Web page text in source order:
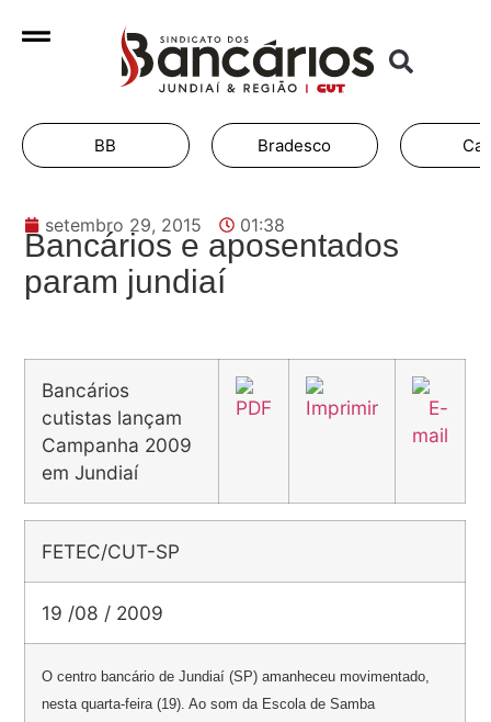
BB Bradesco
setembro 29, 2015 01:38
Bancários e aposentados
param jundiaí
Bancários
cutistas lançam
Campanha 2009
em Jundiaí
FETEC/CUT-SP
19 /08 / 2009
O centro bancário de Jundiaí (SP) amanheceu movimentado,
nesta quarta-feira (19). Ao som da Escola de Samba